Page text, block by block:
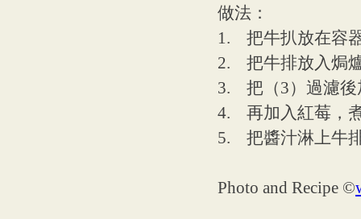
做法：
1. 把牛扒放在容
2. 把牛排放入焗
3. 把（3）過濾後
4. 再加入紅莓，
5. 把醬汁淋上牛
Photo and Recipe ©